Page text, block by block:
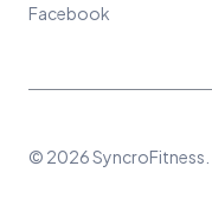
Facebook
© 2026SyncroFitness